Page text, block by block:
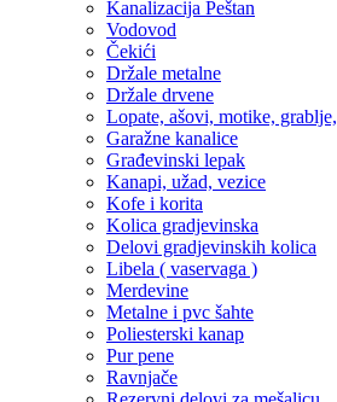
Kanalizacija Peštan
Vodovod
Čekići
Držale metalne
Držale drvene
Lopate, ašovi, motike, grablje,
Garažne kanalice
Građevinski lepak
Kanapi, užad, vezice
Kofe i korita
Kolica gradjevinska
Delovi gradjevinskih kolica
Libela ( vaservaga )
Merdevine
Metalne i pvc šahte
Poliesterski kanap
Pur pene
Ravnjače